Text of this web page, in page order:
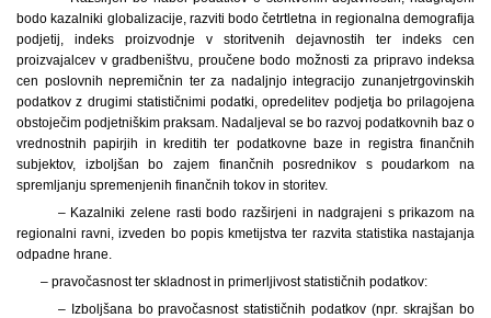
bodo kazalniki globalizacije, razviti bodo četrtletna in regionalna demografija
podjetij, indeks proizvodnje v storitvenih dejavnostih ter indeks cen
proizvajalcev v gradbeništvu, proučene bodo možnosti za pripravo indeksa
cen poslovnih nepremičnin ter za nadaljnjo integracijo zunanjetrgovinskih
podatkov z drugimi statističnimi podatki, opredelitev podjetja bo prilagojena
obstoječim podjetniškim praksam. Nadaljeval se bo razvoj podatkovnih baz o
vrednostnih papirjih in kreditih ter podatkovne baze in registra finančnih
subjektov, izboljšan bo zajem finančnih posrednikov s poudarkom na
spremljanju spremenjenih finančnih tokov in storitev.
– Kazalniki zelene rasti bodo razširjeni in nadgrajeni s prikazom na
regionalni ravni, izveden bo popis kmetijstva ter razvita statistika nastajanja
odpadne hrane.
– pravočasnost ter skladnost in primerljivost statističnih podatkov:
– Izboljšana bo pravočasnost statističnih podatkov (npr. skrajšan bo